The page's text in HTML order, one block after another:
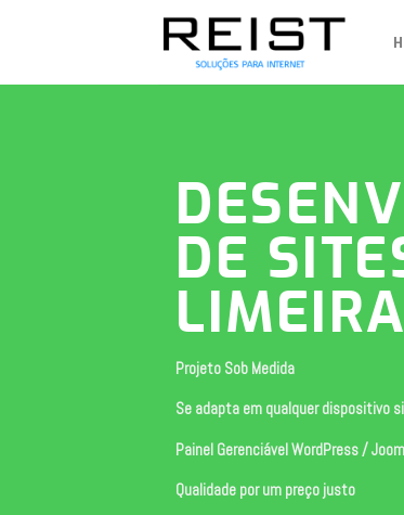
DE
LIMEIRA
Projeto Sob Medida
Se adapta em qualquer dispositivo
Painel Gerenciável WordPress /
Qualidade por um preço justo